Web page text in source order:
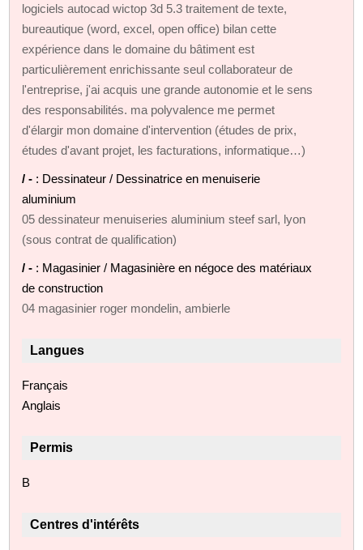
logiciels autocad wictop 3d 5.3 traitement de texte,
bureautique (word, excel, open office) bilan cette
expérience dans le domaine du bâtiment est
particulièrement enrichissante seul collaborateur de
l'entreprise, j'ai acquis une grande autonomie et le sens
des responsabilités. ma polyvalence me permet
d'élargir mon domaine d'intervention (études de prix,
études d'avant projet, les facturations, informatique…)
/ - : Dessinateur / Dessinatrice en menuiserie
aluminium
05 dessinateur menuiseries aluminium steef sarl, lyon
(sous contrat de qualification)
/ - : Magasinier / Magasinière en négoce des matériaux
de construction
04 magasinier roger mondelin, ambierle
Langues
Français
Anglais
Permis
B
Centres d'intérêts